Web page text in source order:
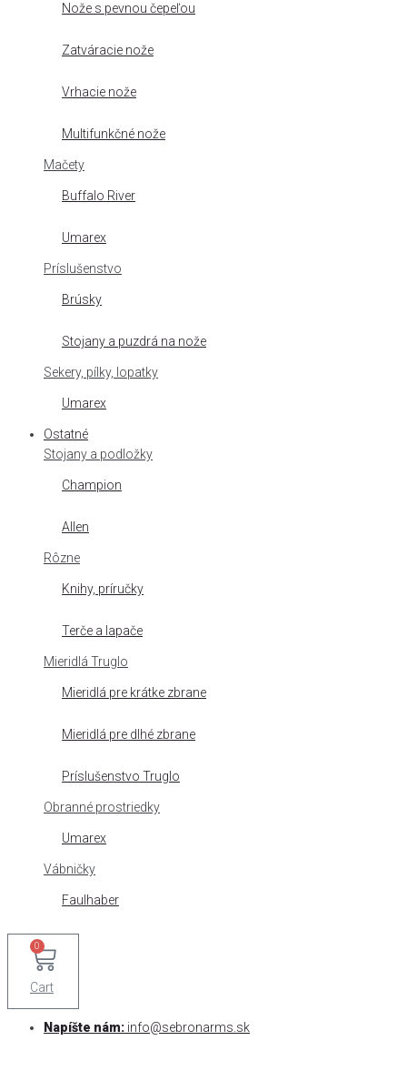
Nože s pevnou čepeľou
Zatváracie nože
Vrhacie nože
Multifunkčné nože
Mačety
Buffalo River
Umarex
Príslušenstvo
Brúsky
Stojany a puzdrá na nože
Sekery, pílky, lopatky
Umarex
Ostatné
Stojany a podložky
Champion
Allen
Rôzne
Knihy, príručky
Terče a lapače
Mieridlá Truglo
Mieridlá pre krátke zbrane
Mieridlá pre dlhé zbrane
Príslušenstvo Truglo
Obranné prostriedky
Umarex
Vábničky
Faulhaber
0
Cart
Napíšte nám: info@sebronarms.sk